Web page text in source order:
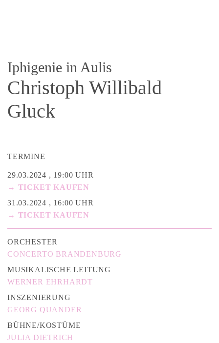
Iphigenie in Aulis
Christoph Willibald
Gluck
TERMINE
29.03.2024 , 19:00 UHR
→ TICKET KAUFEN
31.03.2024 , 16:00 UHR
→ TICKET KAUFEN
ORCHESTER
CONCERTO BRANDENBURG
MUSIKALISCHE LEITUNG
WERNER EHRHARDT
INSZENIERUNG
GEORG QUANDER
BÜHNE/KOSTÜME
JULIA DIETRICH